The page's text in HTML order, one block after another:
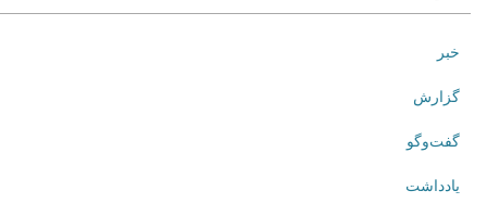
خبر
گزارش
گفت‌وگو
یادداشت